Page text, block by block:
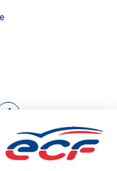
fenêtre)
(nouvelle fenêtre)
(nouvelle fenêtre)
TikTok (nouvelle
Capital social: 16000€
FR 78 420174146